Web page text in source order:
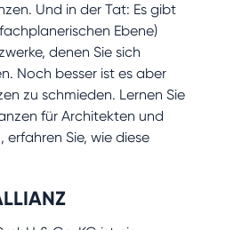
Und in der Tat: Es gibt
Ebene)
denen Sie sich
Noch besser ist es aber
zu schmieden. Lernen Sie
für Architekten und
erfahren Sie, wie diese